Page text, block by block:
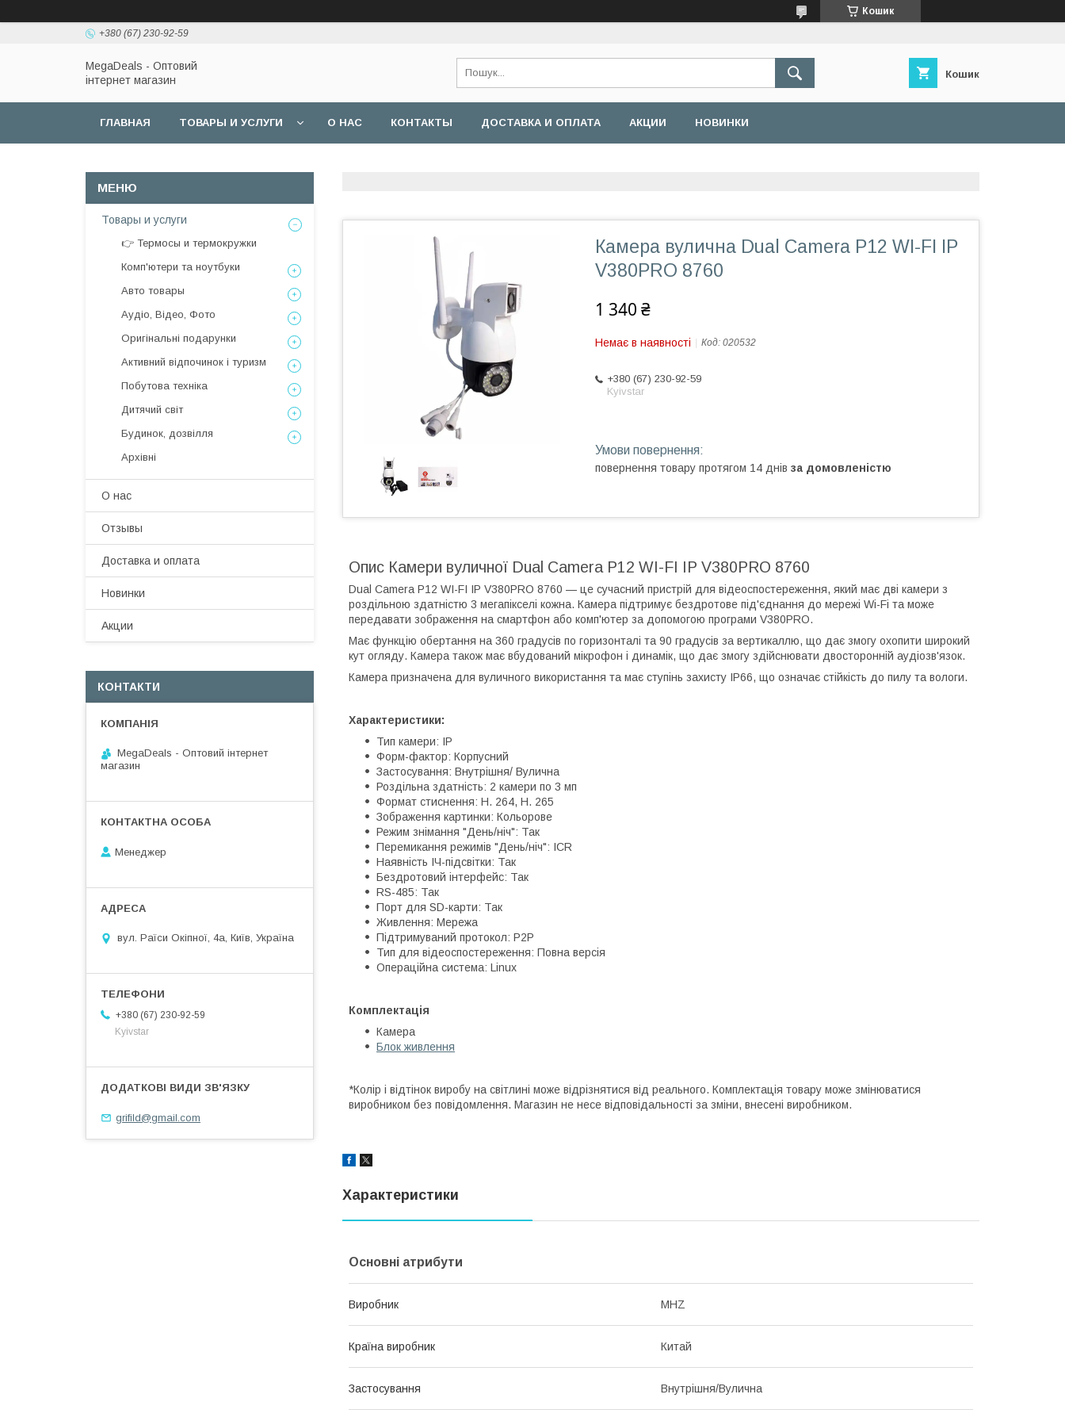
Кошик
+380 (67) 230-92-59
MegaDeals - Оптовий
інтернет магазин
Кошик
ГЛАВНАЯ ТОВАРЫ И УСЛУГИ О НАС КОНТАКТЫ ДОСТАВКА И ОПЛАТА АКЦИИ НОВИНКИ
Камера вулична Dual Camera P12 WI-FI IP
V380PRO 8760
1 340 ₴
Немає в наявності Код: 020532
+380 (67) 230-92-59
Kyivstar
повернення товару протягом 14 днів за домовленістю
Опис Камери вуличної Dual Camera P12 WI-FI IP V380PRO 8760
Dual Camera P12 WI-FI IP V380PRO 8760 — це сучасний пристрій для відеоспостереження, який має дві камери з
роздільною здатністю 3 мегапікселі кожна. Камера підтримує бездротове під'єднання до мережі Wi-Fi та може
передавати зображення на смартфон або комп'ютер за допомогою програми V380PRO.
Має функцію обертання на 360 градусів по горизонталі та 90 градусів за вертикаллю, що дає змогу охопити широкий
кут огляду. Камера також має вбудований мікрофон і динамік, що дає змогу здійснювати двосторонній аудіозв'язок.
Камера призначена для вуличного використання та має ступінь захисту IP66, що означає стійкість до пилу та вологи.
Характеристики:
Тип камери: IP
Форм-фактор: Корпусний
Застосування: Внутрішня/ Вулична
Роздільна здатність: 2 камери по 3 мп
Формат стиснення: H. 264, H. 265
Зображення картинки: Кольорове
Режим знімання "День/ніч": Так
Перемикання режимів "День/ніч": ICR
Наявність ІЧ-підсвітки: Так
Бездротовий інтерфейс: Так
RS-485: Так
Порт для SD-карти: Так
Живлення: Мережа
Підтримуваний протокол: P2P
Тип для відеоспостереження: Повна версія
Операційна система: Linux
Комплектація
Камера
Блок живлення
*Колір і відтінок виробу на світлині може відрізнятися від реального. Комплектація товару може змінюватися
виробником без повідомлення. Магазин не несе відповідальності за зміни, внесені виробником.
Характеристики
Основні атрибути
Виробник MHZ
Країна виробник Китай
Застосування Внутрішня/Вулична
Товары и услуги
👉 Термосы и термокружки
Комп'ютери та ноутбуки
Авто товары
Аудіо, Відео, Фото
Оригінальні подарунки
Активний відпочинок і туризм
Побутова техніка
Дитячий світ
Будинок, дозвілля
Архівні
О нас
Отзывы
Доставка и оплата
Новинки
Акции
КОНТАКТИ
MegaDeals - Оптовий інтернет
магазин
Менеджер
вул. Раїси Окіпної, 4а, Київ, Україна
+380 (67) 230-92-59
Kyivstar
grifild@gmail.com